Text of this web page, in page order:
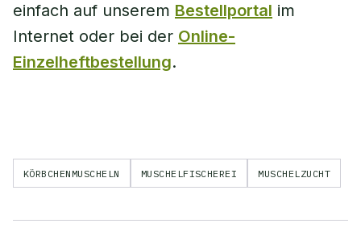
einfach auf unserem Bestellportal im
Internet oder bei der Online-
Einzelheftbestellung.
KÖRBCHENMUSCHELN MUSCHELFISCHEREI MUSCHELZUCHT